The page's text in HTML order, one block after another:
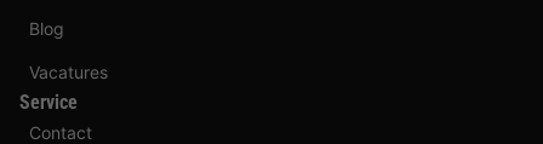
Blog
Vacatures
Service
Contact